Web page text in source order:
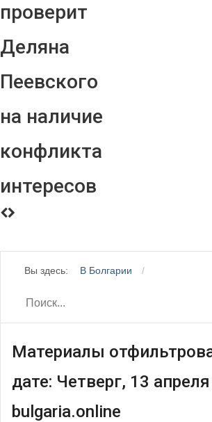
проверит
Деляна
Пеевского
на наличие
конфликта
интересов
Вы здесь: В Болгарии
Материалы
дате: Четверг, 13
bulgaria.online